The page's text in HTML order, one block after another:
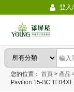
登入
您的位置：首頁 > 產品
Pavilion 15-BC